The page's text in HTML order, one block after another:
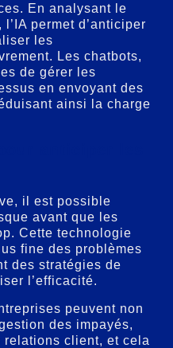
En analysant le
permet d’anticiper
les
Les chatbots,
de gérer les
en envoyant des
ainsi la charge
il est possible
avant que les
Cette technologie
fine des problèmes
des stratégies de
l’efficacité.
peuvent non
des impayés,
relations client, et cela